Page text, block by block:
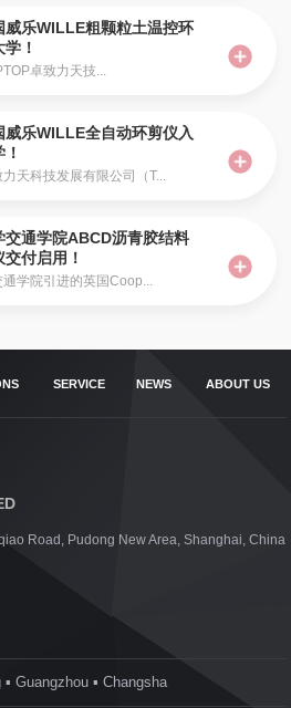
威乐WILLE粗颗粒土温控环
！
卓致力天技...
威乐WILLE全自动环剪仪入
天科技发展有限公司（T...
交通学院ABCD沥青胶结料
付启用！
学院引进的英国Coop...
SERVICE NEWS ABOUT US
Road, Pudong New Area, Shanghai, China
Guangzhou ▪ Changsha